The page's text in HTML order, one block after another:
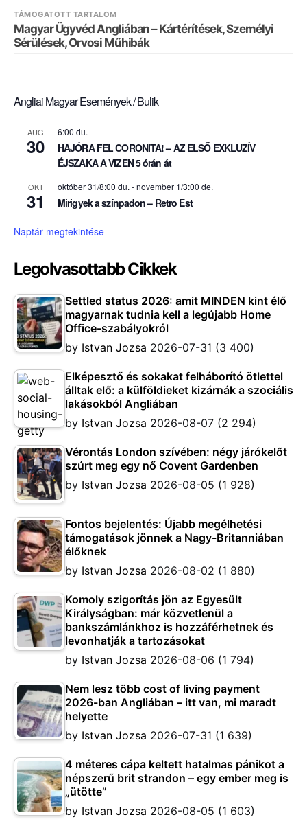
TÁMOGATOTT TARTALOM
Magyar Ügyvéd Angliában – Kártérítések, Személyi
Sérülések, Orvosi Műhibák
Angliai Magyar Események / Bulik
AUG
30
6:00 du.
HAJÓRA FEL CORONITA! – AZ ELSŐ EXKLUZÍV
ÉJSZAKA A VIZEN 5 órán át
OKT
31
október 31/8:00 du. -november 1/3:00 de.
Mirigyek a színpadon – Retro Est
Naptár megtekintése
Legolvasottabb Cikkek
Settled status 2026: amit MINDEN kint élő
magyarnak tudnia kell a legújabb Home
Office-szabályokról
by Istvan Jozsa 2026-07-31 (3 400)
Elképesztő és sokakat felháborító ötlettel
álltak elő: a külföldieket kizárnák a szociális
lakásokból Angliában
by Istvan Jozsa 2026-08-07 (2 294)
Vérontás London szívében: négy járókelőt
szúrt meg egy nő Covent Gardenben
by Istvan Jozsa 2026-08-05 (1 928)
Fontos bejelentés: Újabb megélhetési
támogatások jönnek a Nagy-Britanniában
élőknek
by Istvan Jozsa 2026-08-02 (1 880)
Komoly szigorítás jön az Egyesült
Királyságban: már közvetlenül a
bankszámlánkhoz is hozzáférhetnek és
levonhatják a tartozásokat
by Istvan Jozsa 2026-08-06 (1 794)
Nem lesz több cost of living payment
2026-ban Angliában – itt van, mi maradt
helyette
by Istvan Jozsa 2026-07-31 (1 639)
4 méteres cápa keltett hatalmas pánikot a
népszerű brit strandon – egy ember meg is
„ütötte”
by Istvan Jozsa 2026-08-05 (1 603)